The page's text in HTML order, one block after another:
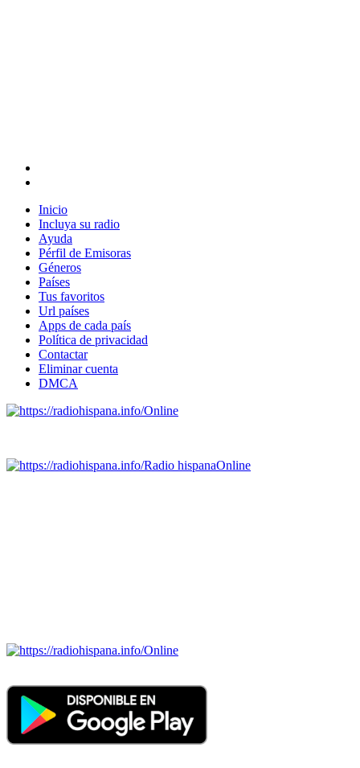
Inicio
Incluya su radio
Ayuda
Pérfil de Emisoras
Géneros
Países
Tus favoritos
Url países
Apps de cada país
Política de privacidad
Contactar
Eliminar cuenta
DMCA
Online
Radio hispanaOnline
Online